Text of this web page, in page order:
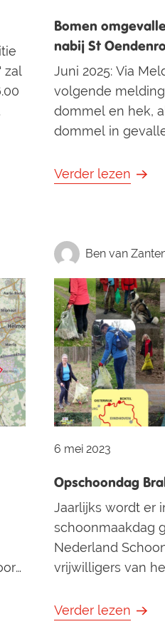
zal
Bomen
nabij St
Juni 2025: Via
volgende melding: Er is een smal pad
dommel en hek,
dommel in
niet veilig. De situatie ziet er momenteel als
Verder lezen
Ben van
6 mei 2023
Opschoondag
Jaarlijks wordt er
schoonmaakdag
Nederland Schoon. Sinds 2022
vrijwilligers van
pad ook vrij te
Verder lezen